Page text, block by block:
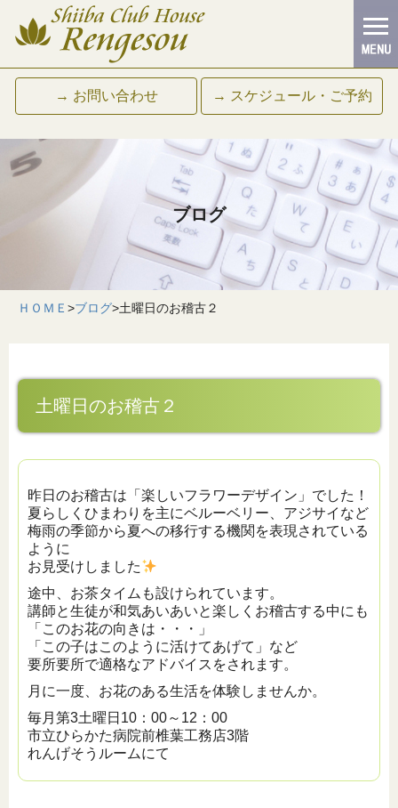
→ お問い合わせ → スケジュール・ご予約
ブログ
ＨＯＭＥ >ブログ>土曜日のお稽古２
土曜日のお稽古２
昨日のお稽古は「楽しいフラワーデザイン」でした！
夏らしくひまわりを主にベルーベリー、アジサイなど
梅雨の季節から夏への移行する機関を表現されている
ように
お見受けしました
途中、お茶タイムも設けられています。
講師と生徒が和気あいあいと楽しくお稽古する中にも
「このお花の向きは・・・」
「この子はこのように活けてあげて」など
要所要所で適格なアドバイスをされます。
月に一度、お花のある生活を体験しませんか。
毎月第3土曜日10：00～12：00
市立ひらかた病院前椎葉工務店3階
れんげそうルームにて